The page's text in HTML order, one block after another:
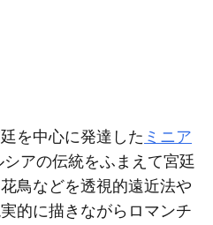
を中心に発達した ミニア
アの伝統をふまえて宮廷
鳥などを透視的遠近法や
的に描きながらロマンチ